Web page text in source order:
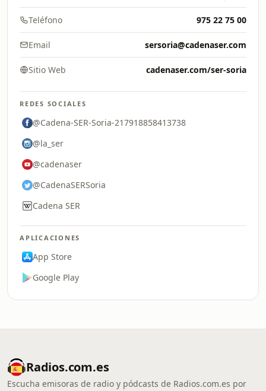
Teléfono 975 22 75 00
Email sersoria@cadenaser.com
Sitio Web cadenaser.com/ser-soria
REDES SOCIALES
@Cadena-SER-Soria-217918858413738
@la_ser
@cadenaser
@CadenaSERSoria
Cadena SER
APLICACIONES
App Store
Google Play
Radios.com.es
Escucha emisoras de radio y pódcasts de Radios.com.es por